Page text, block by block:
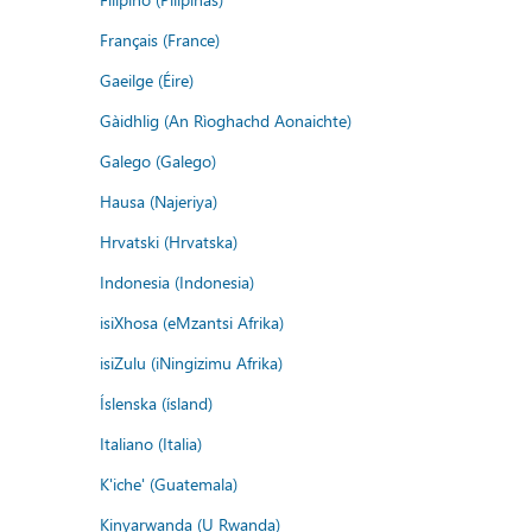
Français (France)
Gaeilge (Éire)
Gàidhlig (An Rìoghachd Aonaichte)
Galego (Galego)
Hausa (Najeriya)
Hrvatski (Hrvatska)
Indonesia (Indonesia)
isiXhosa (eMzantsi Afrika)
isiZulu (iNingizimu Afrika)
Íslenska (ísland)
Italiano (Italia)
K'iche' (Guatemala)
Kinyarwanda (U Rwanda)